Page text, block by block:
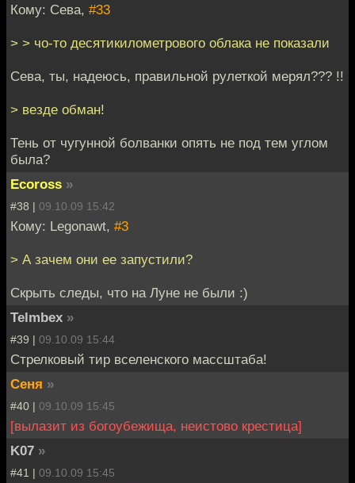
Кому: Сева, #33
> > чо-то десятикилометрового облака не показали
Сева, ты, надеюсь, правильной рулеткой мерял??? !!
> везде обман!
Тень от чугунной болванки опять не под тем углом
была?
Ecoross »
#38 | 09.10.09 15:42
Кому: Legonawt, #3
> А зачем они ее запустили?
Скрыть следы, что на Луне не были :)
Telmbex »
#39 | 09.10.09 15:44
Стрелковый тир вселенского массштаба!
Сеня »
#40 | 09.10.09 15:45
[вылазит из богоубежища, неистово крестица]
K07 »
#41 | 09.10.09 15:45